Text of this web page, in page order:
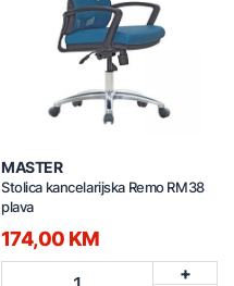
MASTER
Stolica kancelarijska Remo RM38
plava
174,00 KM
+